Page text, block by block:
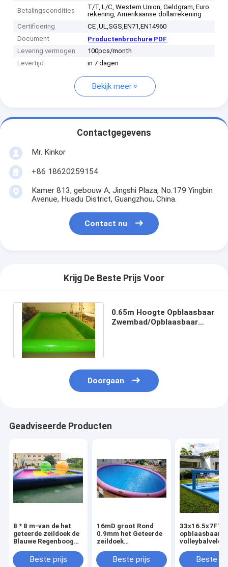
Betalingscondities
T/T, L/C, Western Union, Geldgram, Euro
rekening, Amerikaanse dollarrekening
Certificering
CE ,UL,SGS,EN71,EN14960
Document
Productenbrochure PDF
Levering vermogen
100pcs/month
Levertijd
in 7 dagen
Bekijk meer
Contactgegevens
Mr. Kinkor
+86 18620259154
Kamer 813, gebouw A, Jingshi Plaza, No.179 Yingbin
Avenue, Huadu District, Guangzhou, China.
Contact nu
Krijg De Beste Prijs Voor
0.65m Hoogte Opblaasbaar
Zwembad/Opblaasbaar
Doorgaan
Geadviseerde Producten
8 * 8 m-van de het
geteerde zeildoek de
Blauwe Regenboog
de Kleuren
Opblaasbare Water
Beste prijs
16mD groot Rond
0.9mm het Geteerde
zeildoek
Zwembad van pvc
voor het Spelen van
Beste prijs
33x16.5x7FT
opblaasbaar
volleybalveld
Volleybal
Waterveld met
Beste